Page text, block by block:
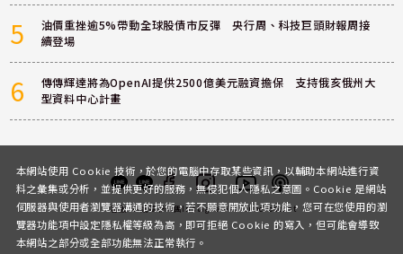
5
油價重挫逾5%帶動全球股債市反彈 央行周、科技巨頭財報周接
續登場
6
傳傳輝達將為OpenAI提供2500億美元融資擔保 支持俄亥俄州大
型資料中心計畫
客服 討論區粉絲團InstagramYoutubePodcast
本網站使用 Cookie 技術，於您的電腦中存取某些資訊，以輔助本網站進行資
料之彙集或分析，並提供更好的服務，無侵犯個人隱私之意圖。Cookie 是網站
伺服器與使用者瀏覽器溝通的技術，若不願意開放此項功能，您可在您使用的瀏
覽器功能項中設定隱私權等級為高，即可拒絕 Cookie 的寫入，但可能會導致
本網站之部分或全部功能無法正常執行。